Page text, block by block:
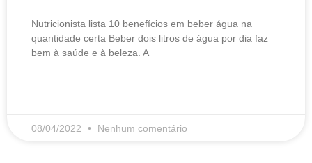
Nutricionista lista 10 benefícios em beber água na
quantidade certa Beber dois litros de água por dia faz
bem à saúde e à beleza. A
08/04/2022 Nenhum comentário